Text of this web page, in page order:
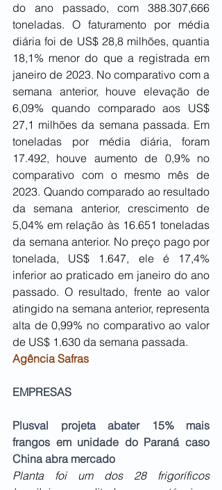
do ano passado, com 388.307,666
toneladas. O faturamento por média
diária foi de US$ 28,8 milhões, quantia
18,1% menor do que a registrada em
janeiro de 2023. No comparativo com a
semana anterior, houve elevação de
6,09% quando comparado aos US$
27,1 milhões da semana passada. Em
toneladas por média diária, foram
17.492, houve aumento de 0,9% no
comparativo com o mesmo mês de
2023. Quando comparado ao resultado
da semana anterior, crescimento de
5,04% em relação às 16.651 toneladas
da semana anterior. No preço pago por
tonelada, US$ 1.647, ele é 17,4%
inferior ao praticado em janeiro do ano
passado. O resultado, frente ao valor
atingido na semana anterior, representa
alta de 0,99% no comparativo ao valor
de US$ 1.630 da semana passada.
Agência Safras
EMPRESAS
Plusval projeta abater 15% mais
frangos em unidade do Paraná caso
China abra mercado
Planta foi um dos 28 frigoríficos